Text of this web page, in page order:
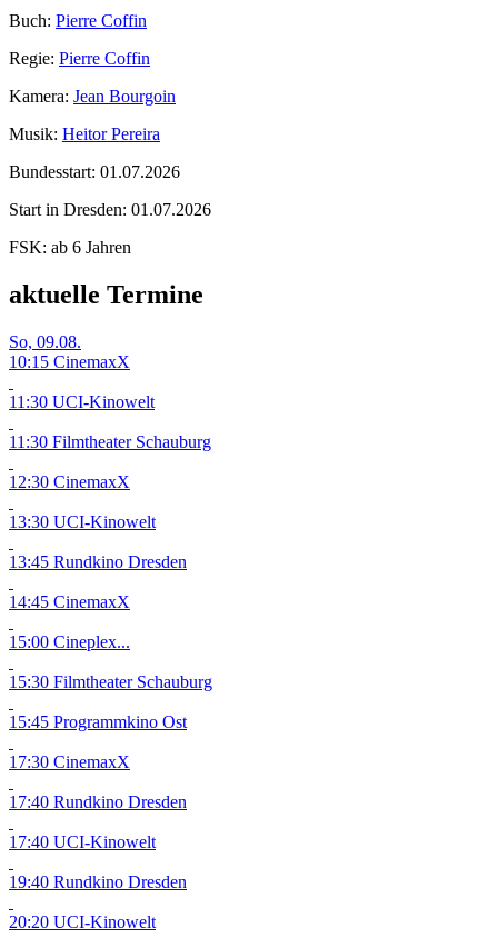
Buch: Pierre Coffin
Regie: Pierre Coffin
Kamera: Jean Bourgoin
Musik: Heitor Pereira
Bundesstart: 01.07.2026
Start in Dresden: 01.07.2026
FSK: ab 6 Jahren
aktuelle Termine
So, 09.08.
10:15 CinemaxX
11:30 UCI-Kinowelt
11:30 Filmtheater Schauburg
12:30 CinemaxX
13:30 UCI-Kinowelt
13:45 Rundkino Dresden
14:45 CinemaxX
15:00 Cineplex...
15:30 Filmtheater Schauburg
15:45 Programmkino Ost
17:30 CinemaxX
17:40 Rundkino Dresden
17:40 UCI-Kinowelt
19:40 Rundkino Dresden
20:20 UCI-Kinowelt